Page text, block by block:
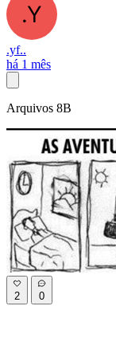
.yf..
há 1 mês
Arquivos 8B
2 0